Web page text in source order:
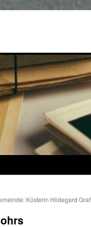
Küsterin Hildegard Graf